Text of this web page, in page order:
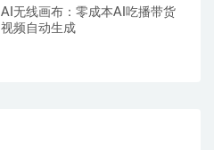
AI无线画布：零成本AI吃播带货
视频自动生成